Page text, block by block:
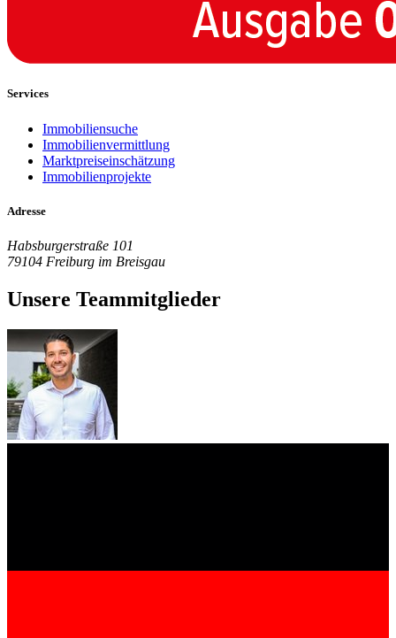
Services
Immobiliensuche
Immobilienvermittlung
Marktpreiseinschätzung
Immobilienprojekte
Adresse
Habsburgerstraße 101
79104 Freiburg im Breisgau
Unsere Teammitglieder